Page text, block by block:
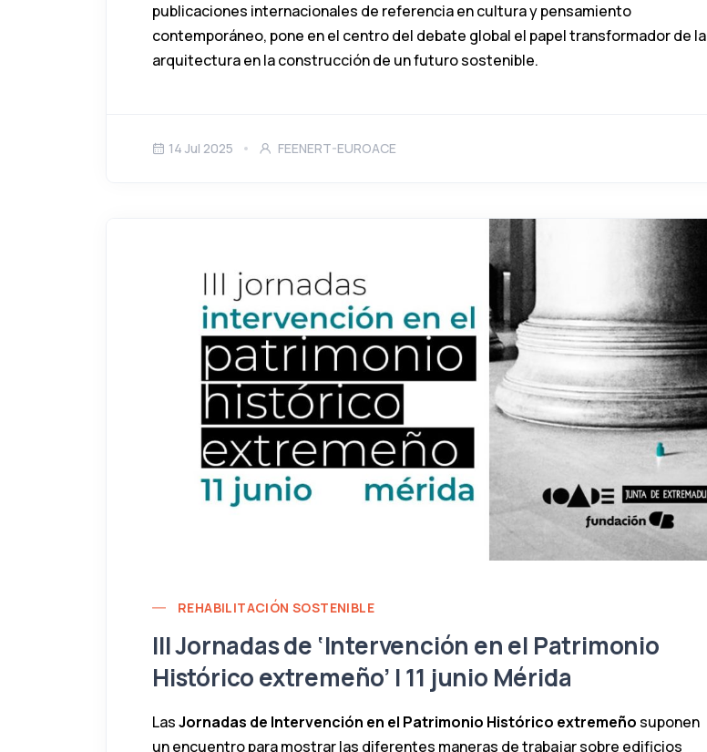
publicaciones internacionales de referencia en cultura y pensamiento
contemporáneo, pone en el centro del debate global el papel transformador de la
arquitectura en la construcción de un futuro sostenible.
14 Jul 2025 FEENERT-EUROACE
REHABILITACIÓN SOSTENIBLE
III Jornadas de ‘Intervención en el Patrimonio
Histórico extremeño’ | 11 junio Mérida
LasJornadas de Intervención en el Patrimonio Histórico extremeñosuponen
un encuentro para mostrar las diferentes maneras de trabajar sobre edificios